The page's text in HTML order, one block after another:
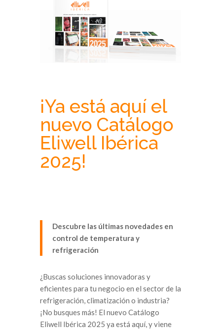
¡Ya está aquí el
nuevo Catálogo
Eliwell Ibérica
2025!
Descubre las últimas novedades en
control de temperatura y
refrigeración
¿Buscas soluciones innovadoras y
eficientes para tu negocio en el sector de la
refrigeración, climatización o industria?
¡No busques más! El nuevo Catálogo
Eliwell Ibérica 2025 ya está aquí, y viene